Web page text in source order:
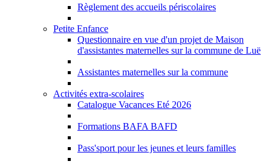
Règlement des accueils périscolaires
Petite Enfance
Questionnaire en vue d'un projet de Maison
d'assistantes maternelles sur la commune de Luë
Assistantes maternelles sur la commune
Activités extra-scolaires
Catalogue Vacances Eté 2026
Formations BAFA BAFD
Pass'sport pour les jeunes et leurs familles